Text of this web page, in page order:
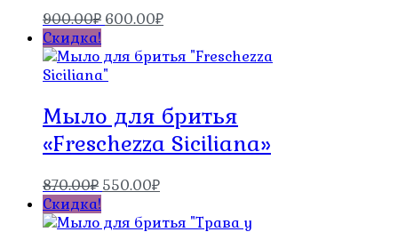
900.00₽ Первоначальная
составляла
900.00₽.
600.00₽Текущая
600.00₽.
Скидка!
Мыло для бритья
«Freschezza Siciliana»
870.00₽ Первоначальная
составляла
550.00₽Текущая
550.00₽.
Скидка!